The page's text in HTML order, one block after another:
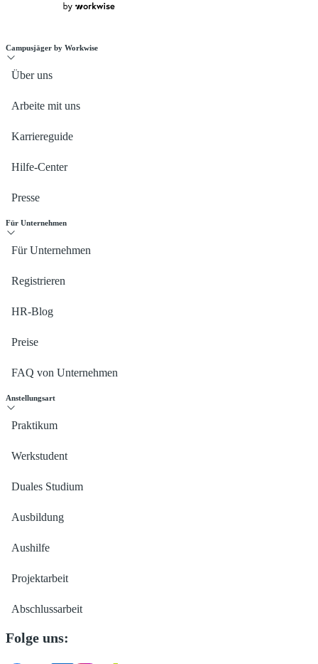
Campusjäger by Workwise
Über uns
Arbeite mit uns
Karriereguide
Hilfe-Center
Presse
Für Unternehmen
Für Unternehmen
Registrieren
HR-Blog
Preise
FAQ von Unternehmen
Anstellungsart
Praktikum
Werkstudent
Duales Studium
Ausbildung
Aushilfe
Projektarbeit
Abschlussarbeit
Folge uns: